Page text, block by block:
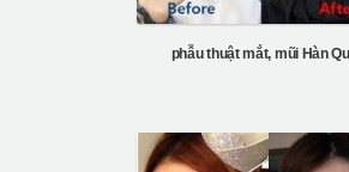
phẫu thuật mắt, mũi Hàn